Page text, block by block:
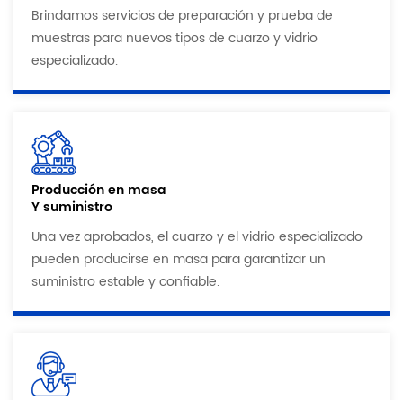
Brindamos servicios de preparación y prueba de
muestras para nuevos tipos de cuarzo y vidrio
especializado.
Producción en masa
Y suministro
Una vez aprobados, el cuarzo y el vidrio especializado
pueden producirse en masa para garantizar un
suministro estable y confiable.